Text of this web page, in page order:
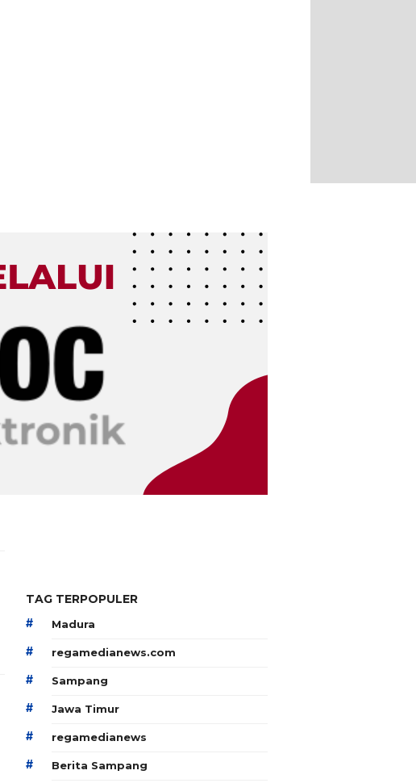
TAG TERPOPULER
# Madura
# regamedianews.com
# Sampang
# Jawa Timur
# regamedianews
# Berita Sampang